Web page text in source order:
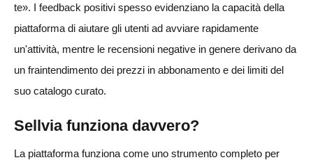
te». I feedback positivi spesso evidenziano la capacità della
piattaforma di aiutare gli utenti ad avviare rapidamente
un'attività, mentre le recensioni negative in genere derivano da
un fraintendimento dei prezzi in abbonamento e dei limiti del
suo catalogo curato.
Sellvia funziona davvero?
La piattaforma funziona come uno strumento completo per